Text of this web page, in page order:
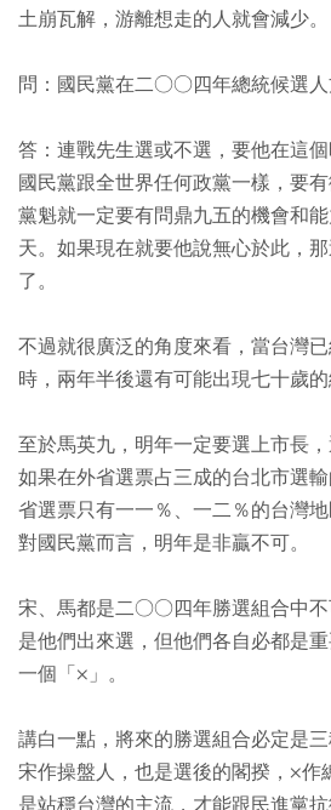
土崩瓦解，游離想走的人就會減少。
問：國民黨在二○○四年總統候選人
答：連戰先生選或不選，要他在這個
國民黨跟全世界任何政黨一樣，要
黨魁就一定要有問鼎九五的機會和
天。如果現在就要他說無心於此，
了。
不過就很廣泛的角度來看，當台灣
時，兩年半後還有可能出現七十歲的
至於馬英九，明年一定要選上市長
如果在外省選票占三成的台北市選
省選票只有一一％、一二％的台灣地
對國民黨而言，明年是非贏不可。
宋、馬都是二○○四年勝選組合中不
是他們出來選，但他們各自必都是
一個「×」。
講白一點，將來的勝選組合必定是
宋作操盤人，也是選後的閣揆，×作
是站穩台灣的主流，才能跟民進黨